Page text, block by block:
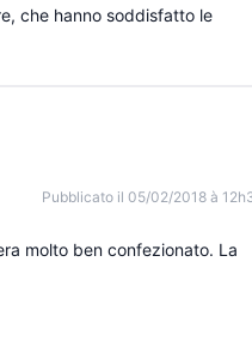
che hanno soddisfatto le
Pubblicato il 05/02/2018 à
molto ben confezionato. La